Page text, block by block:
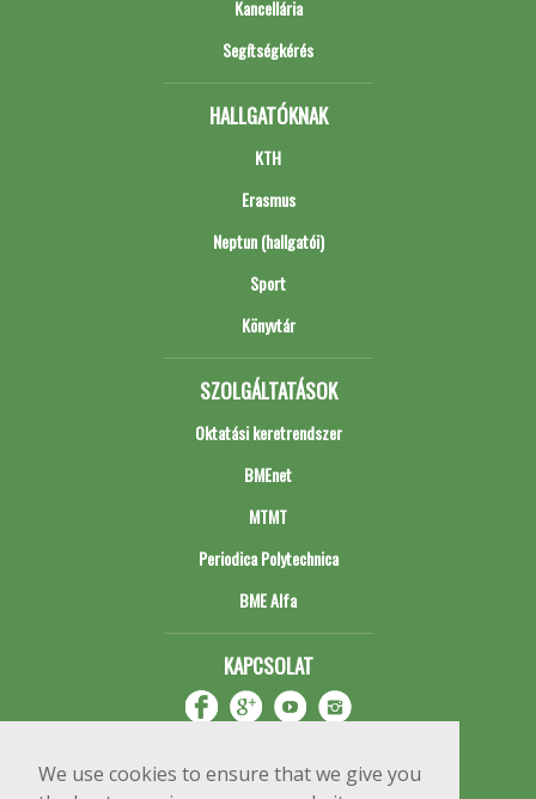
We use cookies to ensure that we give you
Kancellária
Segítségkérés
HALLGATÓKNAK
KTH
Erasmus
Neptun (hallgatói)
Sport
Könyvtár
SZOLGÁLTATÁSOK
Oktatási keretrendszer
BMEnet
MTMT
Periodica Polytechnica
BME Alfa
KAPCSOLAT